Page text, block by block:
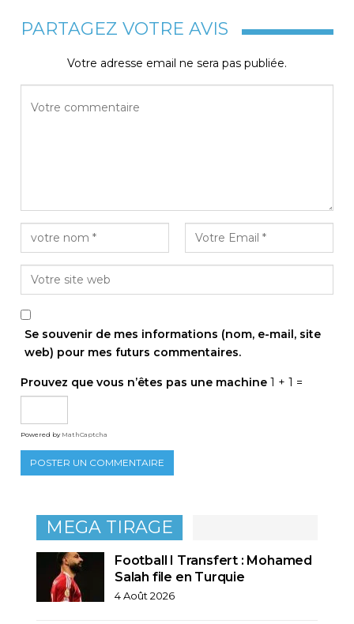
PARTAGEZ VOTRE AVIS
Votre adresse email ne sera pas publiée.
Se souvenir de mes informations (nom, e-mail, site
web) pour mes futurs commentaires.
Prouvez que vous n’êtes pas une machine 1 + 1 =
Powered by MathCaptcha
MEGA TIRAGE
Football I Transfert : Mohamed
Salah file en Turquie
4 Août 2026